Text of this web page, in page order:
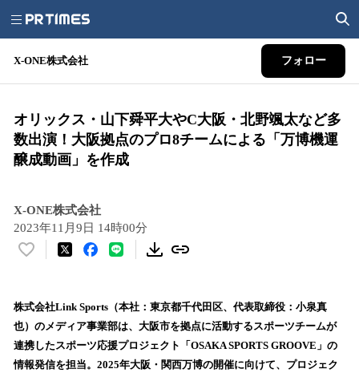
X-ONE株式会社 フォロー
オリックス・山下舜平大やC大阪・北野颯太など多
数出演！大阪拠点のプロ8チームによる「万博機運
醸成動画」を作成
X-ONE株式会社
2023年11月9日 14時00分
い
！
数
を
読
株式会社Link Sports（本社：東京都千代田区、代表取締役：小泉真
也）のメディア事業部は、大阪市を拠点に活動するスポーツチームが
連携したスポーツ応援プロジェクト「OSAKA SPORTS GROOVE」の
情報発信を担当。2025年大阪・関西万博の開催に向けて、プロジェク